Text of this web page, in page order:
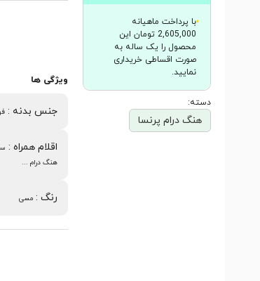
ویژگی ها
جنس بدنه :
اقلام همراه:
هنگ درام ...
رنگ: مسی
با پرداخت ماهیانه
2,605,000 تومان این
محصول را یک ساله به
صورت اقساطی خریداری
نمایید.
دسته:
هنگ درام پرنسا